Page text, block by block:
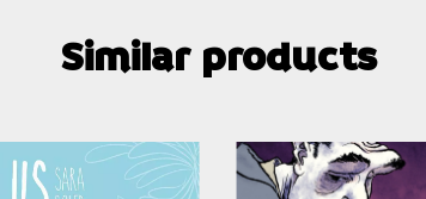
Similar products